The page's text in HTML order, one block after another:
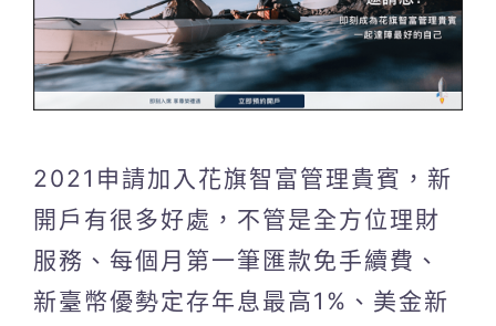
2021申請加入花旗智富管理貴賓，新
開戶有很多好處，不管是全方位理財
服務、每個月第一筆匯款免手續費、
新臺幣優勢定存年息最高1%、美金新